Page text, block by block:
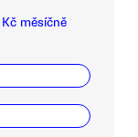
měsíčně